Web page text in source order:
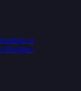
za
Slovákov